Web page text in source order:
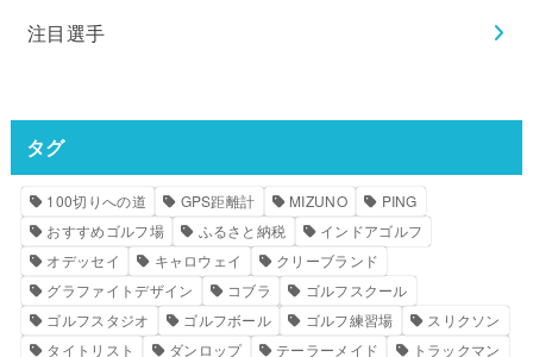
注目選手
タグ
100切りへの道 GPS距離計 MIZUNO
PING
おすすめゴルフ場
ふるさと納税
インドアゴルフ
オデッセイ
キャロウェイ
クリーブランド
グラファイトデザイン
コブラ
ゴルフスクール
ゴルフスタジオ
ゴルフボール ゴルフ練習場
スリクソン
タイトリスト
ダンロップ テーラーメイド トラックマン